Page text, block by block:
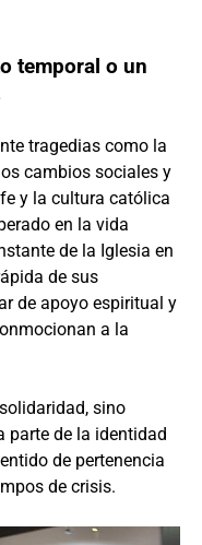
temporal o un
tragedias como la
cambios sociales y
y la cultura católica
en la vida
de la Iglesia en
de sus
de apoyo espiritual y
a la
sino
de la identidad
de pertenencia
de crisis.